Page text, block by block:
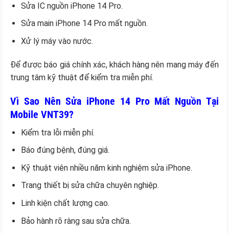
Sửa IC nguồn iPhone 14 Pro.
Sửa main iPhone 14 Pro mất nguồn.
Xử lý máy vào nước.
Để được báo giá chính xác, khách hàng nên mang máy đến
trung tâm kỹ thuật để kiểm tra miễn phí.
Vì Sao Nên Sửa iPhone 14 Pro Mất Nguồn Tại
Mobile VNT39?
Kiểm tra lỗi miễn phí.
Báo đúng bệnh, đúng giá.
Kỹ thuật viên nhiều năm kinh nghiệm sửa iPhone.
Trang thiết bị sửa chữa chuyên nghiệp.
Linh kiện chất lượng cao.
Bảo hành rõ ràng sau sửa chữa.